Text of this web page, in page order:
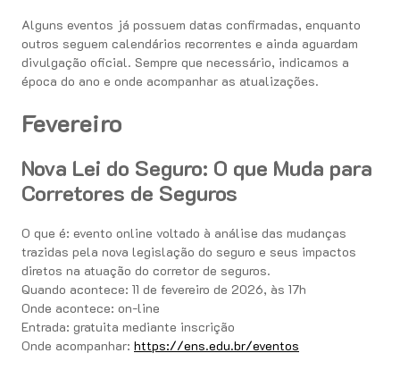
Alguns eventos já possuem datas confirmadas, enquanto
outros seguem calendários recorrentes e ainda aguardam
divulgação oficial. Sempre que necessário, indicamos a
época do ano e onde acompanhar as atualizações.
Fevereiro
Nova Lei do Seguro: O que Muda para
Corretores de Seguros
O que é: evento online voltado à análise das mudanças
trazidas pela nova legislação do seguro e seus impactos
diretos na atuação do corretor de seguros.
Quando acontece: 11 de fevereiro de 2026, às 17h
Onde acontece: on-line
Entrada: gratuita mediante inscrição
Onde acompanhar: https://ens.edu.br/eventos